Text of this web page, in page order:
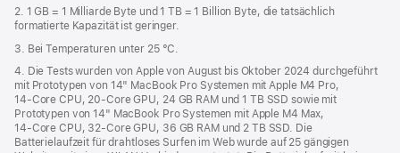
2. 1 GB = 1 Milliarde Byte und 1 TB = 1 Billion Byte, die tatsächlich
formatierte Kapazität ist geringer.
3. Bei Temperaturen unter 25 °C.
4. Die Tests wurden von Apple von August bis Oktober 2024 durchgeführt
mit Prototypen von 14" MacBook Pro Systemen mit Apple M4 Pro,
14‑Core CPU, 20‑Core GPU, 24 GB RAM und 1 TB SSD sowie mit
Prototypen von 14" MacBook Pro Systemen mit Apple M4 Max,
14‑Core CPU, 32‑Core GPU, 36 GB RAM und 2 TB SSD. Die
Batterielaufzeit für drahtloses Surfen im Web wurde auf 25 gängigen